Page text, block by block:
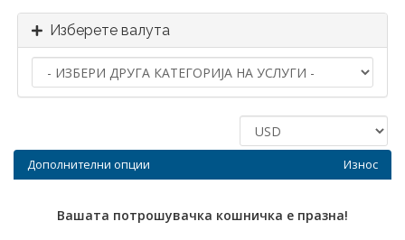
Изберете валута
Дополнителни опции Износ
Вашата потрошувачка кошничка е празна!